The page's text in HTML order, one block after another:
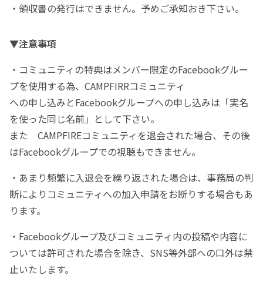
・領収書の発行はできません。予めご承知おき下さい。
▼注意事項
・コミュニティの特典はメンバー限定のFacebookグルー
プを使用する為、CAMPFIRRコミュニティ
への申し込みとFacebookグループへの申し込みは「実名
を使った同じ名前」として下さい。
また CAMPFIREコミュニティを退会された場合、その後
はFacebookグループでの視聴もできません。
・あまり頻繁に入退会を繰り返された場合は、事務局の判
断によりコミュニティへの加入申請をお断りする場合もあ
ります。
・Facebookグループ及びコミュニティ内の投稿や内容に
ついては許可された場合を除き、SNS等外部への口外は禁
止いたします。